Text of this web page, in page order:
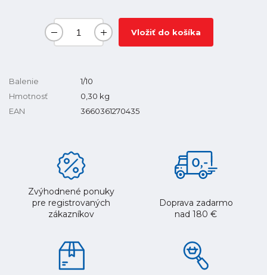
Vložiť do košíka
Balenie
1/10
Hmotnosť
0,30 kg
EAN
3660361270435
Zvýhodnené ponuky
pre registrovaných
zákazníkov
Doprava zadarmo
nad 180 €